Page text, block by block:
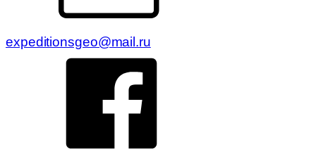
expeditionsgeo@mail.ru